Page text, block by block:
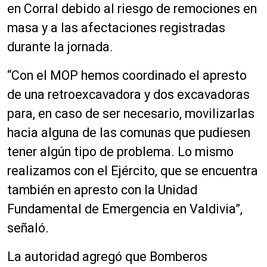
en Corral debido al riesgo de remociones en
masa y a las afectaciones registradas
durante la jornada.
“Con el MOP hemos coordinado el apresto
de una retroexcavadora y dos excavadoras
para, en caso de ser necesario, movilizarlas
hacia alguna de las comunas que pudiesen
tener algún tipo de problema. Lo mismo
realizamos con el Ejército, que se encuentra
también en apresto con la Unidad
Fundamental de Emergencia en Valdivia”,
señaló.
La autoridad agregó que Bomberos